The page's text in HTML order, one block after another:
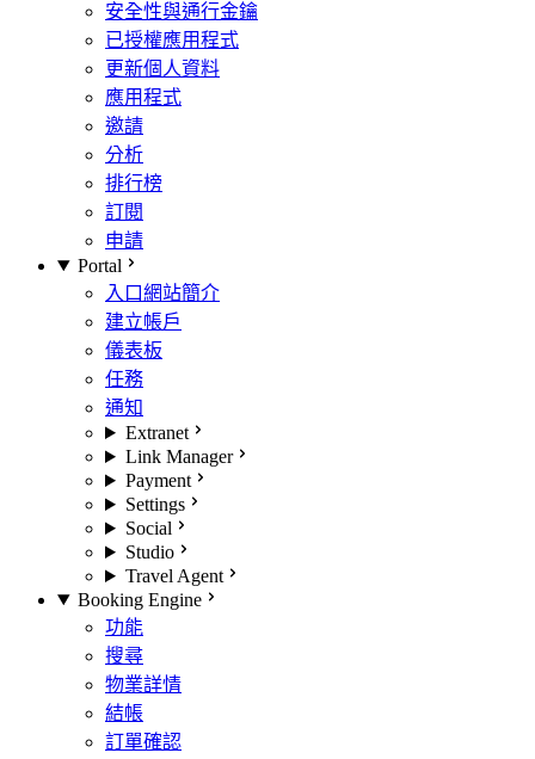
安全性與通行金鑰
已授權應用程式
更新個人資料
應用程式
邀請
分析
排行榜
訂閱
申請
Portal
入口網站簡介
建立帳戶
儀表板
任務
通知
Extranet
Link Manager
Payment
Settings
Social
Studio
Travel Agent
Booking Engine
功能
搜尋
物業詳情
結帳
訂單確認